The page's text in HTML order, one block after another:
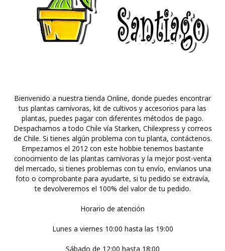
Bienvenido a nuestra tienda Online, donde puedes encontrar
tus plantas carnívoras, kit de cultivos y accesorios para las
plantas, puedes pagar con diferentes métodos de pago.
Despachamos a todo Chile vía Starken, Chilexpress y correos
de Chile. Si tienes algún problema con tu planta, contáctenos.
Empezamos el 2012 con este hobbie tenemos bastante
conocimiento de las plantas carnívoras y la mejor post-venta
del mercado, si tienes problemas con tu envío, envíanos una
foto o comprobante para ayudarte, si tu pedido se extravía,
te devolveremos el 100% del valor de tu pedido.
Horario de atención
Lunes a viernes 10:00 hasta las 19:00
Sábado de 12:00 hasta 18:00